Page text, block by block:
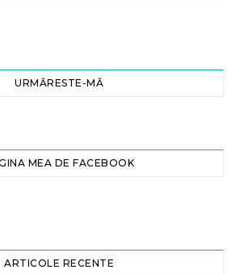
URMĂRESTE-MĂ
MEA DE FACEBOOK
ARTICOLE RECENTE